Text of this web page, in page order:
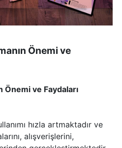
Önemi ve
Önemi ve Faydaları
hızla artmaktadır ve
alışverişlerini,